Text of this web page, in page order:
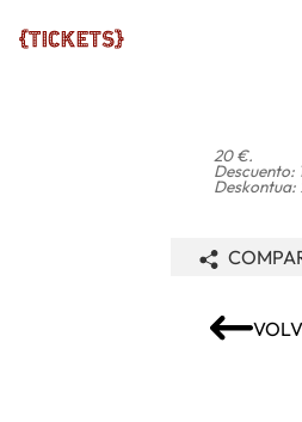
20 €.
Descuento:
Deskontua: